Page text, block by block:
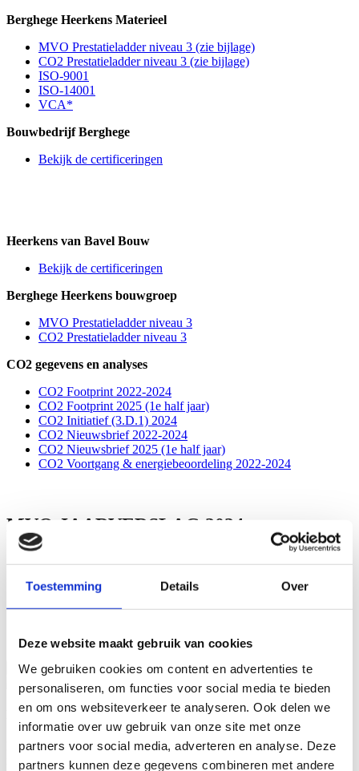
Toestemming Details Over
Deze website maakt gebruik van cookies
We gebruiken cookies om content en advertenties te
personaliseren, om functies voor social media te bieden
en om ons websiteverkeer te analyseren. Ook delen we
informatie over uw gebruik van onze site met onze
partners voor social media, adverteren en analyse. Deze
partners kunnen deze gegevens combineren met andere
Berghege Heerkens Materieel
MVO Prestatieladder niveau 3 (zie bijlage)
CO2 Prestatieladder niveau 3 (zie bijlage)
ISO-9001
ISO-14001
VCA*
Bouwbedrijf Berghege
Bekijk de certificeringen
Heerkens van Bavel Bouw
Bekijk de certificeringen
Berghege Heerkens bouwgroep
MVO Prestatieladder niveau 3
CO2 Prestatieladder niveau 3
CO2 gegevens en analyses
CO2 Footprint 2022-2024
CO2 Footprint 2025 (1e half jaar)
CO2 Initiatief (3.D.1) 2024
CO2 Nieuwsbrief 2022-2024
CO2 Nieuwsbrief 2025 (1e half jaar)
CO2 Voortgang & energiebeoordeling 2022-2024
MVO JAARVERSLAG 2024
Vul hier je e-mailadres in, klik op download en ontvang het
jaarverslag!
Ja, ik ga akkoord met het privacybeleid
Download
Een ijzersterke krachtenbundeling
De Berghege Heerkens bouwgroep wordt gevormd door een
ijzersterke krachtenbundeling van Bouwbedrijf Berghege uit Oss en